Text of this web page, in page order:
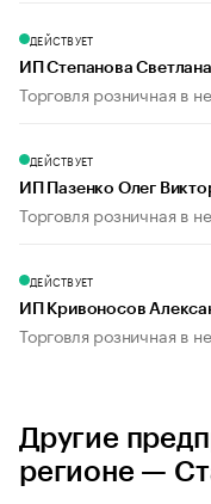
ДЕЙСТВУЕТ
ИП Степанова
Торговля розничная в
ДЕЙСТВУЕТ
ИП Пазенко Олег
Торговля розничная в
ДЕЙСТВУЕТ
ИП Кривоносов
Торговля розничная в
Другие
регионе —